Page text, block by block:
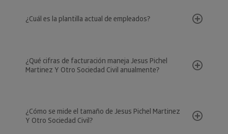
¿Cuál es la plantilla actual de empleados?
¿Qué cifras de facturación maneja Jesus Pichel
Martinez Y Otro Sociedad Civil anualmente?
¿Cómo se mide el tamaño de Jesus Pichel Martinez
Y Otro Sociedad Civil?